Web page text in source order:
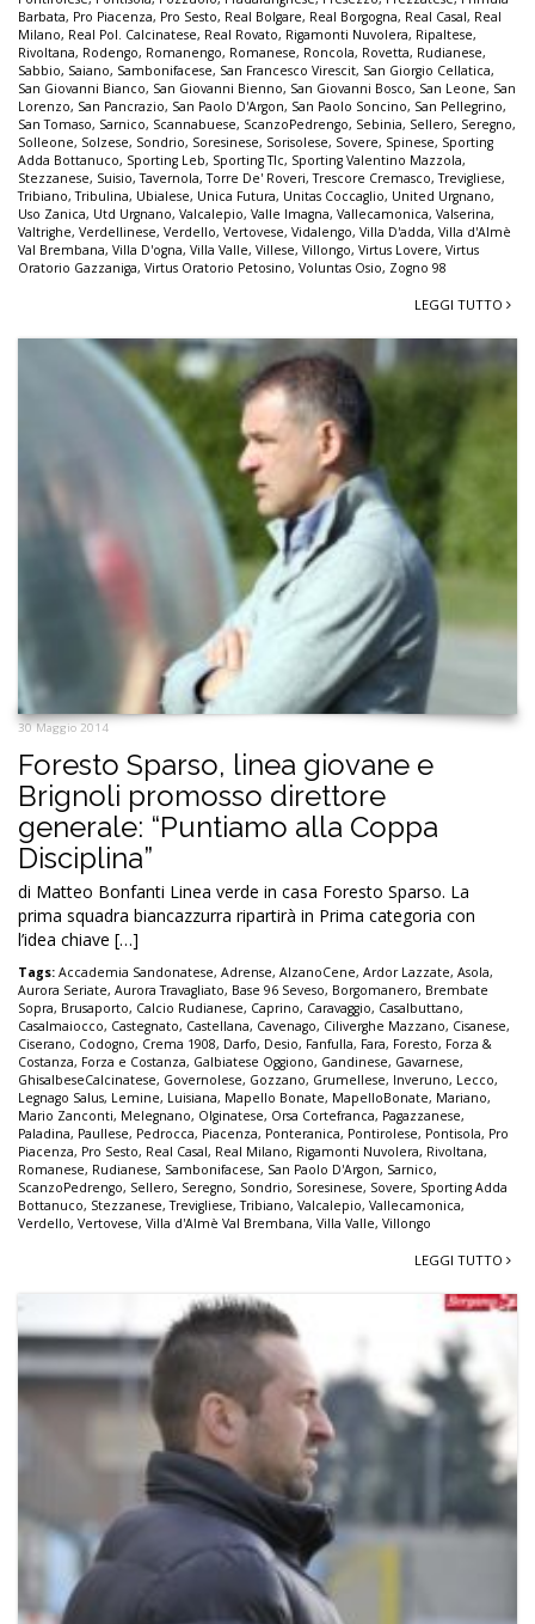
Barbata, Pro Piacenza, Pro Sesto, Real Bolgare, Real Borgogna, Real Casal, Real
Milano, Real Pol. Calcinatese, Real Rovato, Rigamonti Nuvolera, Ripaltese,
Rivoltana, Rodengo, Romanengo, Romanese, Roncola, Rovetta, Rudianese,
Sabbio, Saiano, Sambonifacese, San Francesco Virescit, San Giorgio Cellatica,
San Giovanni Bianco, San Giovanni Bienno, San Giovanni Bosco, San Leone, San
Lorenzo, San Pancrazio, San Paolo D'Argon, San Paolo Soncino, San Pellegrino,
San Tomaso, Sarnico, Scannabuese, ScanzoPedrengo, Sebinia, Sellero, Seregno,
Solleone, Solzese, Sondrio, Soresinese, Sorisolese, Sovere, Spinese, Sporting
Adda Bottanuco, Sporting Leb, Sporting Tlc, Sporting Valentino Mazzola,
Stezzanese, Suisio,Tavernola,Torre De' Roveri,Trescore Cremasco,Trevigliese,
Tribiano,Tribulina, Ubialese, Unica Futura, Unitas Coccaglio, United Urgnano,
Uso Zanica, Utd Urgnano, Valcalepio, Valle Imagna, Vallecamonica, Valserina,
Valtrighe, Verdellinese, Verdello, Vertovese, Vidalengo, Villa D'adda, Villa d'Almè
Val Brembana, Villa D'ogna, Villa Valle, Villese, Villongo, Virtus Lovere, Virtus
Oratorio Gazzaniga, Virtus Oratorio Petosino, Voluntas Osio, Zogno 98
LEGGI TUTTO
30 Maggio 2014
Foresto Sparso, linea giovane e
Brignoli promosso direttore
generale: “Puntiamo alla Coppa
Disciplina”
di Matteo Bonfanti Linea verde in casa Foresto Sparso. La
prima squadra biancazzurra ripartirà in Prima categoria con
l’idea chiave […]
Tags: Accademia Sandonatese, Adrense, AlzanoCene, Ardor Lazzate, Asola,
Aurora Seriate, Aurora Travagliato, Base 96 Seveso, Borgomanero, Brembate
Sopra, Brusaporto, Calcio Rudianese, Caprino, Caravaggio, Casalbuttano,
Casalmaiocco, Castegnato, Castellana, Cavenago, Ciliverghe Mazzano, Cisanese,
Ciserano, Codogno, Crema 1908, Darfo, Desio, Fanfulla, Fara, Foresto, Forza &
Costanza, Forza e Costanza, Galbiatese Oggiono, Gandinese, Gavarnese,
GhisalbeseCalcinatese, Governolese, Gozzano, Grumellese, Inveruno, Lecco,
Legnago Salus, Lemine, Luisiana, Mapello Bonate, MapelloBonate, Mariano,
Mario Zanconti, Melegnano, Olginatese, Orsa Cortefranca, Pagazzanese,
Paladina, Paullese, Pedrocca, Piacenza, Ponteranica, Pontirolese, Pontisola, Pro
Piacenza, Pro Sesto, Real Casal, Real Milano, Rigamonti Nuvolera, Rivoltana,
Romanese, Rudianese, Sambonifacese, San Paolo D'Argon, Sarnico,
ScanzoPedrengo, Sellero, Seregno, Sondrio, Soresinese, Sovere, Sporting Adda
Bottanuco, Stezzanese,Trevigliese,Tribiano, Valcalepio, Vallecamonica,
Verdello, Vertovese, Villa d'Almè Val Brembana, Villa Valle, Villongo
LEGGI TUTTO